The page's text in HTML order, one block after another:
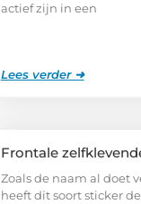
actief zijn in een
Lees verder ➜
Frontale
Zoals de naam al doet
heeft dit soort sticker